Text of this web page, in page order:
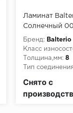
Ламинат
Солнечный
Бренд:
Balterio
Класс
Толщина,мм: 8
Тип
Снято с